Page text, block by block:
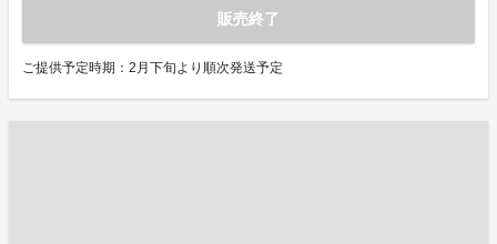
販売終了
ご提供予定時期：2月下旬より順次発送予定